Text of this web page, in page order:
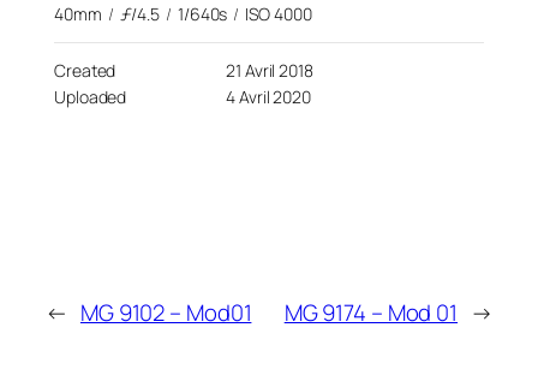
40mm / ƒ/4.5 / 1/640s / ISO 4000
Created
21 Avril 2018
Uploaded
4 Avril 2020
← MG 9102 – Mod01 MG 9174 – Mod 01 →